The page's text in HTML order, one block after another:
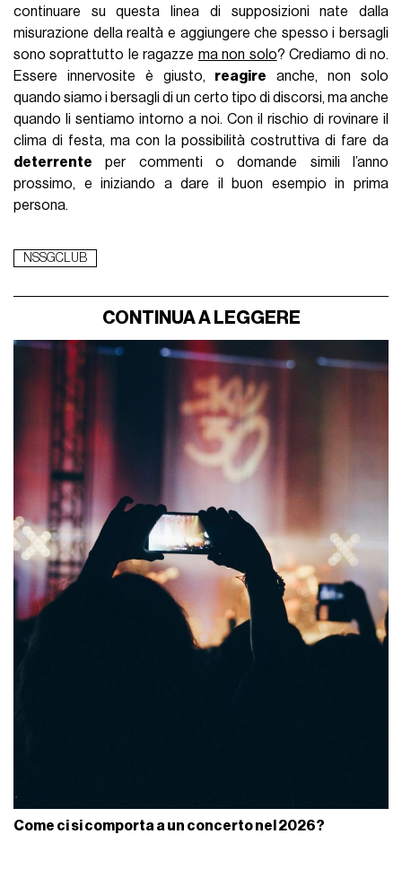
continuare su questa linea di supposizioni nate dalla
misurazione della realtà e aggiungere che spesso i bersagli
sono soprattutto le ragazze ma non solo? Crediamo di no.
Essere innervosite è giusto, reagire anche, non solo
quando siamo i bersagli di un certo tipo di discorsi, ma anche
quando li sentiamo intorno a noi. Con il rischio di rovinare il
clima di festa, ma con la possibilità costruttiva di fare da
deterrente per commenti o domande simili l’anno
prossimo, e iniziando a dare il buon esempio in prima
persona.
NSSGCLUB
CONTINUA A LEGGERE
Come ci si comporta a un concerto nel 2026?